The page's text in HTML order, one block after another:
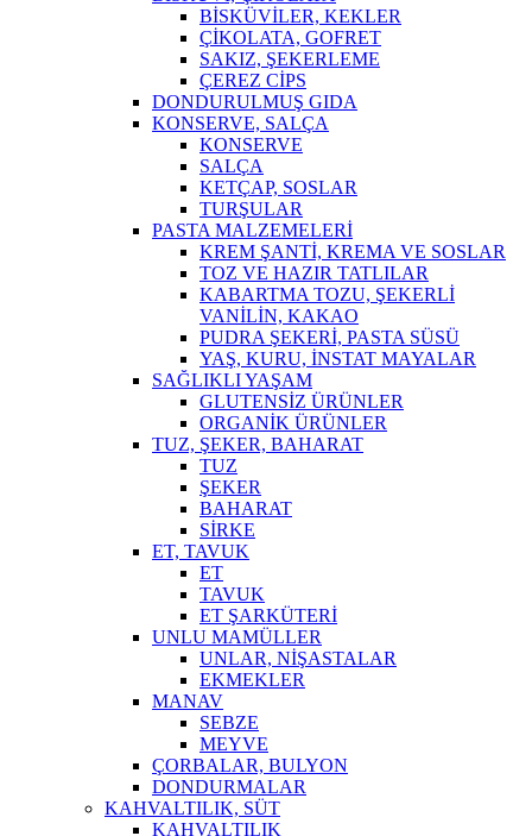
BİSKÜVİLER, KEKLER
ÇİKOLATA, GOFRET
SAKIZ, ŞEKERLEME
ÇEREZ CİPS
DONDURULMUŞ GIDA
KONSERVE, SALÇA
KONSERVE
SALÇA
KETÇAP, SOSLAR
TURŞULAR
PASTA MALZEMELERİ
KREM ŞANTİ, KREMA VE SOSLAR
TOZ VE HAZIR TATLILAR
KABARTMA TOZU, ŞEKERLİ
VANİLİN, KAKAO
PUDRA ŞEKERİ, PASTA SÜSÜ
YAŞ, KURU, İNSTAT MAYALAR
SAĞLIKLI YAŞAM
GLUTENSİZ ÜRÜNLER
ORGANİK ÜRÜNLER
TUZ, ŞEKER, BAHARAT
TUZ
ŞEKER
BAHARAT
SİRKE
ET, TAVUK
ET
TAVUK
ET ŞARKÜTERİ
UNLU MAMÜLLER
UNLAR, NİŞASTALAR
EKMEKLER
MANAV
SEBZE
MEYVE
ÇORBALAR, BULYON
DONDURMALAR
KAHVALTILIK, SÜT
KAHVALTILIK